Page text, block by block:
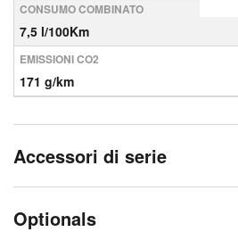
CONSUMO COMBINATO
7,5 l/100Km
EMISSIONI CO2
171 g/km
Accessori di serie
Optionals